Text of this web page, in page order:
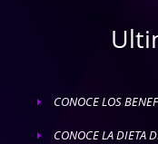
E CONOCE LOS
E CONOCE LA DIETA